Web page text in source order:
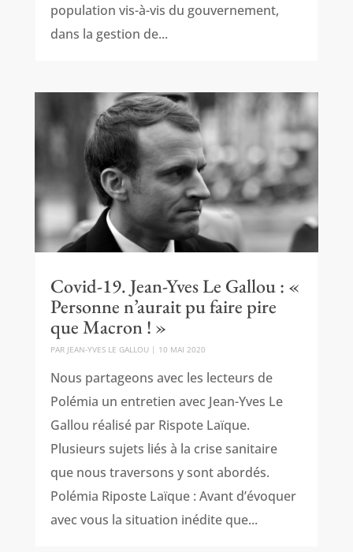
population vis-à-vis du gouvernement,
dans la gestion de...
Covid-19. Jean-Yves Le Gallou : «
Personne n’aurait pu faire pire
que Macron ! »
PAR JEAN-YVES LE GALLOU| 10 MAI 2020
Nous partageons avec les lecteurs de
Polémia un entretien avec Jean-Yves Le
Gallou réalisé par Rispote Laïque.
Plusieurs sujets liés à la crise sanitaire
que nous traversons y sont abordés.
Polémia Riposte Laïque : Avant d’évoquer
avec vous la situation inédite que...